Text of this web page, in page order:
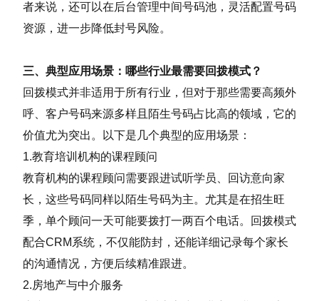
者来说，还可以在后台管理中间号码池，灵活配置号码
资源，进一步降低封号风险。
三、典型应用场景：哪些行业最需要回拨模式？
回拨模式并非适用于所有行业，但对于那些需要高频外
呼、客户号码来源多样且陌生号码占比高的领域，它的
价值尤为突出。以下是几个典型的应用场景：
1.教育培训机构的课程顾问
教育机构的课程顾问需要跟进试听学员、回访意向家
长，这些号码同样以陌生号码为主。尤其是在招生旺
季，单个顾问一天可能要拨打一两百个电话。回拨模式
配合CRM系统，不仅能防封，还能详细记录每个家长
的沟通情况，方便后续精准跟进。
2.房地产与中介服务